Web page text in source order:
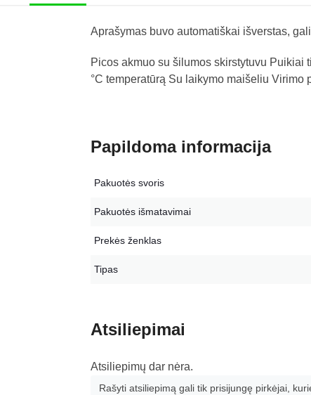
Aprašymas buvo automatiškai išverstas,
Picos akmuo su šilumos skirstytuvu
°C temperatūrą Su laikymo maišeliu Virimo
Papildoma informacija
Pakuotės svoris
Pakuotės išmatavimai
Prekės ženklas
Tipas
Atsiliepimai
Atsiliepimų dar nėra.
Rašyti atsiliepimą gali tik prisijungę pirkėjai,